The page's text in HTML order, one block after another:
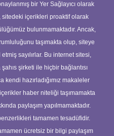
bir Yer Sağlayıcı olarak
sitedeki içerikleri proaktif olarak
bulunmamaktadır. Ancak,
taşımakta olup, siteye
sayılırlar. Bu internet sitesi,
şirketi ile hiçbir bağlantısı
kendi hazırladığımız makaleler
haber niteliği taşımamakta
paylaşım yapılmamaktadır.
tamamen tesadüfidir.
ücretsiz bir bilgi paylaşım